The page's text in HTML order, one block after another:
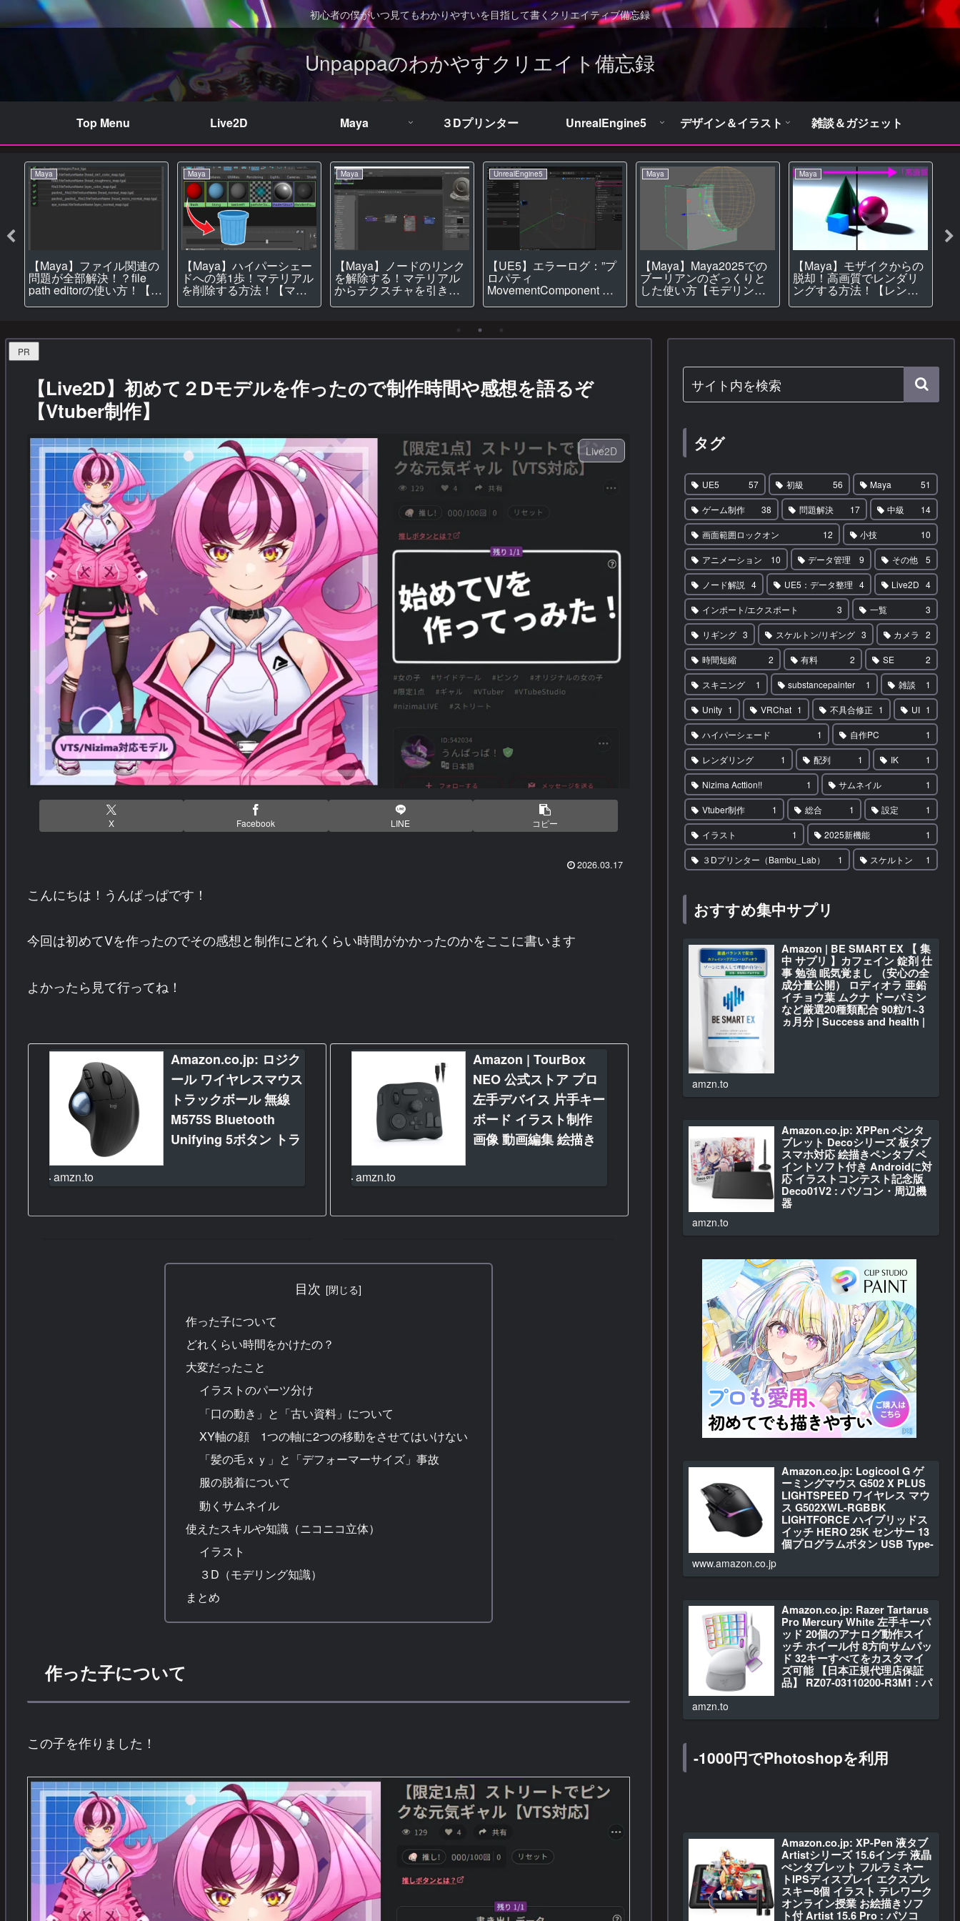
初心者の僕がいつ見てもわかりやすいを目指して書くクリエイティブ備忘録
Unpappaのわかやすクリエイト備忘録
Top Menu Live2D Maya ３Dプリンター UnrealEngine5 デザイン＆イラスト 雑談＆ガジェット
Maya
【Maya】ファイル関連の
問題が全部解決！？file
path editorの使い方！【テ
Maya
【Maya】ハイパーシェー
ドへの第1歩！マテリアル
を削除する方法！【マテ
Maya
【Maya】ノードのリンク
を解除する！マテリアル
からテクスチャを引き剝
UnrealEngine5
【UE5】エラーログ：”プ
ロパティ
MovementComponent の
ん”と表示された場合の対
処法【不具合/バグ/エラ
Maya
【Maya】Maya2025での
ブーリアンのざっくりと
した使い方【モデリン
Maya
【Maya】モザイクからの
脱却！高画質でレンダリ
ングする方法！【レンダ
PR
【Live2D】初めて２Dモデルを作ったので制作時間や感想を語るぞ
【Vtuber制作】
Live2D
X Facebook LINE コピー
2026.03.17
こんにちは！うんぱっぱです！
今回は初めてVを作ったのでその感想と制作にどれくらい時間がかかったのかをここに書います
よかったら見て行ってね！
Amazon.co.jp: ロジク
ール ワイヤレスマウス
トラックボール 無線
M575S Bluetooth
Unifying 5ボタン トラ
Chrome 電池寿命最大
国内正規品 : パソコ
amzn.to
Amazon | TourBox
NEO 公式ストア プロ
左手デバイス 片手キー
ボード イラスト制作
画像 動画編集 絵描き
操作 Clip Studio Paint
Resolve Premiere
amzn.to
目次
作った子について
どれくらい時間をかけたの？
大変だったこと
イラストのパーツ分け
「口の動き」と「古い資料」について
XY軸の顔 1つの軸に2つの移動をさせてはいけない
「髪の毛ｘｙ」と「デフォーマーサイズ」事故
服の脱着について
動くサムネイル
使えたスキルや知識（ニコニコ立体）
イラスト
３D（モデリング知識）
まとめ
作った子について
この子を作りました！
タグ
UE5 57 初級 56 Maya 51
ゲーム制作 38 問題解決 17 中級 14
画面範囲ロックオン 12 小技 10
アニメーション 10 データ管理 9 その他 5
ノード解説 4 UE5：データ整理 4 Live2D 4
インポート/エクスポート 3 一覧 3
リギング 3 スケルトン/リギング 3 カメラ 2
時間短縮 2 有料 2 SE 2
スキニング 1 substancepainter 1 雑談 1
Unity 1 VRChat 1 不具合修正 1 UI 1
ハイパーシェード 1 自作PC 1
レンダリング 1 配列 1 IK 1
Nizima Acttion!! 1 サムネイル 1
Vtuber制作 1 総合 1 設定 1
イラスト 1 2025新機能 1
３Dプリンター（Bambu_Lab） 1 スケルトン 1
おすすめ集中サプリ
Amazon | BE SMART EX 【 集
中 サプリ 】カフェイン 錠剤 仕
事 勉強 眠気覚まし （安心の全
成分量公開） ロディオラ 亜鉛
イチョウ葉 ムクナ ドーパミン
など厳選20種類配合 90粒/1~3
ヵ月分 | Success and health |
amzn.to
Amazon.co.jp: XPPen ペンタ
ブレット Decoシリーズ 板タブ
スマホ対応 絵描きペンタブ ペ
イントソフト付き Androidに対
応 イラストコンテスト記念版
Deco01V2 : パソコン・周辺機
器
amzn.to
Amazon.co.jp: Logicool G ゲ
ーミングマウス G502 X PLUS
LIGHTSPEED ワイヤレス マウ
ス G502XWL-RGBBK
LIGHTFORCE ハイブリッドス
イッチ HERO 25K センサー 13
個プログラムボタン USB Type-
C 充電 LIGHTSYNC RGB
ック 国内正規品 【 ファイナル
】 : パソコン・周辺機器
Amazon.co.jp: Logico…
www.amazon.co.jp
Amazon.co.jp: Razer Tartarus
Pro Mercury White 左手キーパ
ッド 20個のアナログ動作スイ
ッチ ホイール付 8方向サムパッ
ド 32キーすべてをカスタマイ
ズ可能 【日本正規代理店保証
品】 RZ07-03110200-R3M1 : パ
amzn.to
-1000円でPhotoshopを利用
Amazon.co.jp: XP-Pen 液タブ
Artistシリーズ 15.6インチ 液晶
ぺンタブレット フルラミネー
トIPSディスプレイ エクスプレ
スキー8個 イラスト テレワーク
オンライン授業 お絵描きソフ
ト付 Artist 15.6 Pro : パソコ